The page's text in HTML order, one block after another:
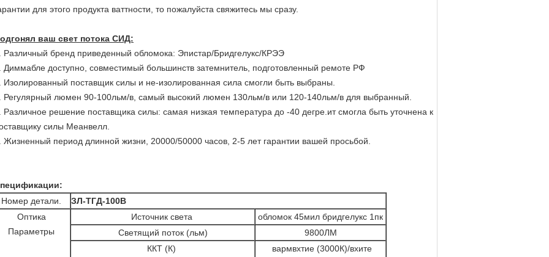
для этого продукта ваттности, то пожалуйста свяжитесь мы сразу.
ваш свет потока СИД:
Различный бренд приведенный обломока: Эпистар/Бридгелукс/КРЭЭ
Диммабле доступно, совместимый большинств затемнитель, подготовленный ремоте РФ
Изолированный поставщик силы и не-изолированная сила смогли быть выбраны.
Регулярный люмен 90-100льм/в, самый высокий люмен 130льм/в или 120-140льм/в для выбранный.
Различное решение поставщика силы: самая низкая температура до -40 дегре.ит смогла быть уточнена к
силы Меанвелл.
Жизненный период длинной жизни, 20000/50000 часов, 2-5 лет гарантии вашей просьбой.
Номер детали.
ЗЛ-ТГД-100В
Оптика
Параметры
Источник света
обломок 45мил бридгелукс 1пк
Светящий поток (льм)
9800ЛМ
ККТ (К)
вармвхтие (3000К)/вхите